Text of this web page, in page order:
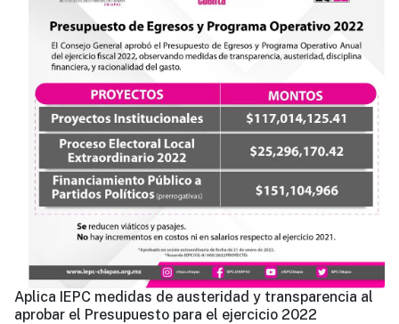
Aplica IEPC medidas de austeridad y transparencia al
aprobar el Presupuesto para el ejercicio 2022